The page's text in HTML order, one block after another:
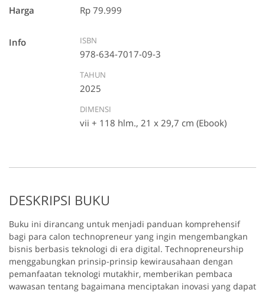
Harga Rp 79.999
Info ISBN
978-634-7017-09-3
TAHUN
2025
DIMENSI
vii + 118 hlm., 21 x 29,7 cm (Ebook)
DESKRIPSI BUKU
Buku ini dirancang untuk menjadi panduan komprehensif
bagi para calon technopreneur yang ingin mengembangkan
bisnis berbasis teknologi di era digital. Technopreneurship
menggabungkan prinsip-prinsip kewirausahaan dengan
pemanfaatan teknologi mutakhir, memberikan pembaca
wawasan tentang bagaimana menciptakan inovasi yang dapat